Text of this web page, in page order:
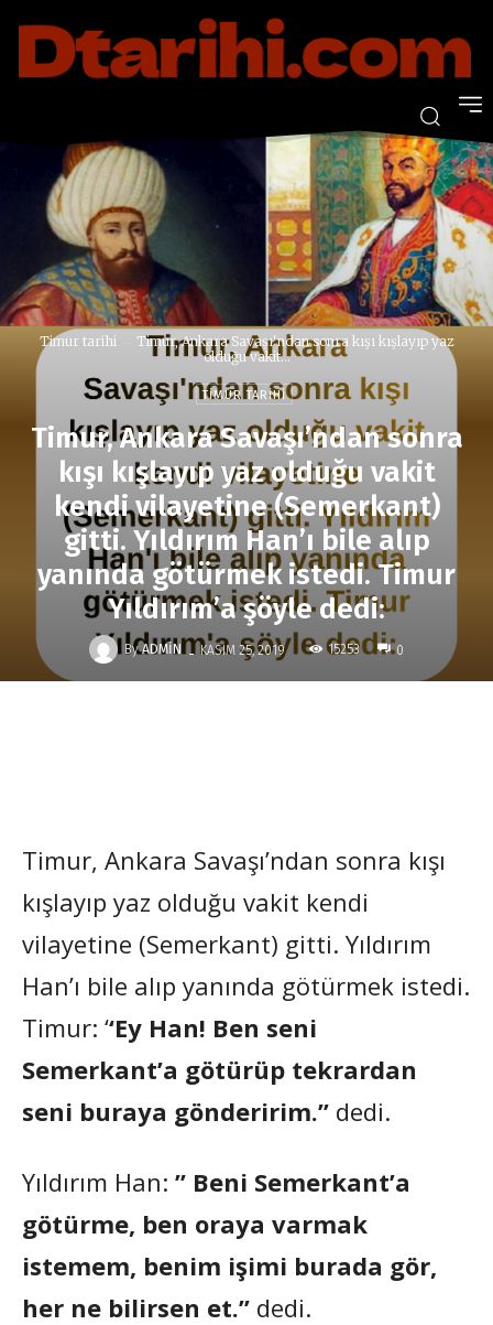
Timur tarihi
Timur, Ankara Savaşı'ndan sonra kışı kışlayıp yaz
olduğu vakit...
TIMUR TARIHI
Timur, Ankara Savaşı’ndan sonra
kışı kışlayıp yaz olduğu vakit
kendi vilayetine (Semerkant)
gitti. Yıldırım Han’ı bile alıp
yanında götürmek istedi. Timur
Yıldırım’a şöyle dedi:
By ADMIN - KASIM 25, 2019 15253 0
Timur, Ankara Savaşı’ndan sonra kışı
kışlayıp yaz olduğu vakit kendi
vilayetine (Semerkant) gitti. Yıldırım
Han’ı bile alıp yanında götürmek istedi.
Timur: ‘‘Ey Han! Ben seni
Semerkant’a götürüp tekrardan
seni buraya gönderirim.” dedi.
Yıldırım Han: ” Beni Semerkant’a
götürme, ben oraya varmak
istemem, benim işimi burada gör,
her ne bilirsen et.” dedi.